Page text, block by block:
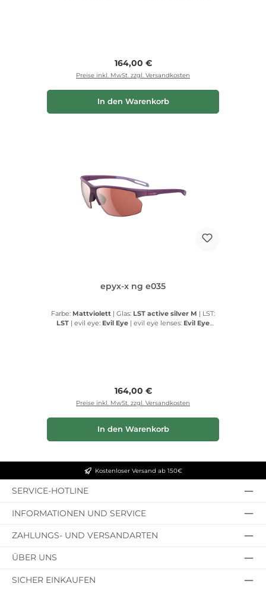
Regulärer Preis:
164,00 €
Preise inkl. MwSt. zzgl. Versandkosten
In den Warenkorb
epyx-x ng e035
Farbe: Mattviolett | Glas: LST active silver M | LST:
LST | evil eye: Evil Eye | evil eye lenses: Evil Eye
Regulärer Preis:
164,00 €
Preise inkl. MwSt. zzgl. Versandkosten
In den Warenkorb
Kostenloser Versand ab 150€
SERVICE-HOTLINE
INFORMATIONEN UND SERVICE
ZAHLUNGS- UND VERSANDARTEN
ÜBER UNS
SICHER EINKAUFEN